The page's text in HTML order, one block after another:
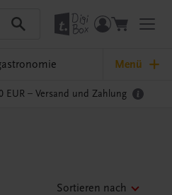
Menü
EUR – Versand und Zahlung
Sortieren nach